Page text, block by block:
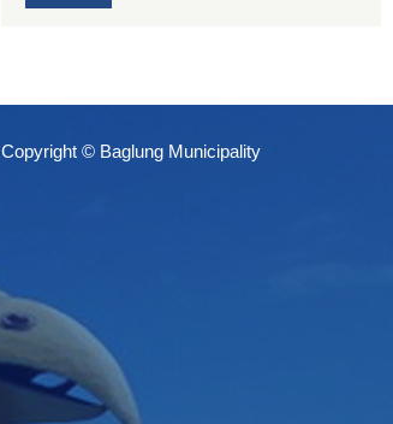
Copyright © Baglung Municipality